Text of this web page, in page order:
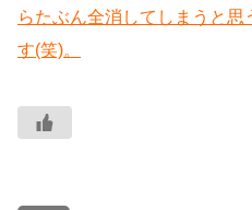
らたぶん全消してしまうと思
す(笑)。